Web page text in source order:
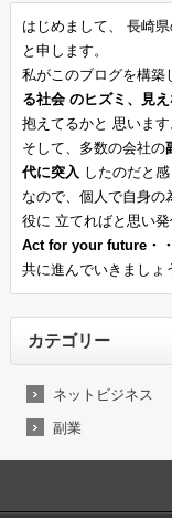
はじめまして、 長崎
と申します。
私がこのブログを構築
る社会 のヒズミ、見
抱えてるかと 思います
そして、多数の会社の
代に突入 したのだと感
なので、個人で自身の
役に 立てればと思い発
Act for your future・
共に進んでいきましょ
カテゴリー
ネットビジネス
副業